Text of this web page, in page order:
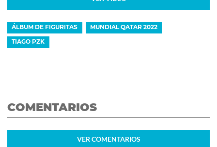
ÁLBUM DE FIGURITAS MUNDIAL QATAR 2022
TIAGO PZK
COMENTARIOS
VER COMENTARIOS